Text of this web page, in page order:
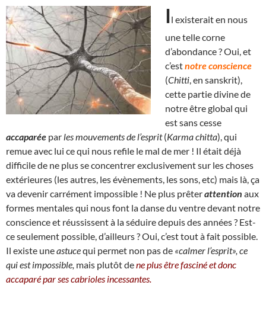
Il existerait en nous
une telle corne
d’abondance ? Oui, et
c’estnotre conscience
(Chitti , en sanskrit),
cette partie divine de
notre être global qui
est sans cesse
accaparée par les mouvements de l’esprit(Karma chitta), qui
remue avec lui ce qui nous refile le mal de mer ! Il était déjà
difficile de ne plus se concentrer exclusivement sur les choses
extérieures (les autres, les évènements, les sons, etc) mais là, ça
va devenir carrément impossible ! Ne plus prêterattention aux
formes mentales qui nous font la danse du ventre devant notre
conscience et réussissent à la séduire depuis des années ? Est-
ce seulement possible, d’ailleurs ? Oui, c’est tout à fait possible.
Il existe uneastucequi permet non pas de «calmer l’esprit», ce
qui est impossible, mais plutôt dene plus être fasciné et donc
accaparé par ses cabrioles incessantes.